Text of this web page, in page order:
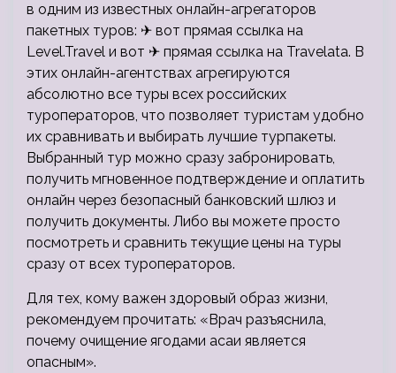
в одним из известных онлайн-агрегаторов
пакетных туров: ✈ вот прямая ссылка на
Level.Travel и вот ✈ прямая ссылка на Travelata. В
этих онлайн-агентствах агрегируются
абсолютно все туры всех российских
туроператоров, что позволяет туристам удобно
их сравнивать и выбирать лучшие турпакеты.
Выбранный тур можно сразу забронировать,
получить мгновенное подтверждение и оплатить
онлайн через безопасный банковский шлюз и
получить документы. Либо вы можете просто
посмотреть и сравнить текущие цены на туры
сразу от всех туроператоров.
Для тех, кому важен здоровый образ жизни,
рекомендуем прочитать: «Врач разъяснила,
почему очищение ягодами асаи является
опасным».